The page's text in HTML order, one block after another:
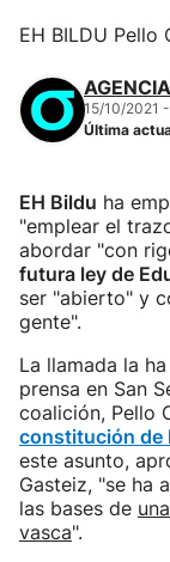
EH BILDU Pello
15/10/2021
Última
EH Bildu ha
"emplear el
abordar "con
futura ley de
ser "abierto" y
gente".
La llamada la
prensa en San
coalición, Pello
constitución de
este asunto,
Gasteiz, "se ha
las bases de
vasca".